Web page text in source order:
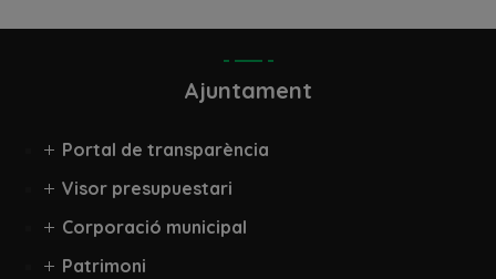
Ajuntament
Portal de transparència
Visor presupuestari
Corporació municipal
Patrimoni